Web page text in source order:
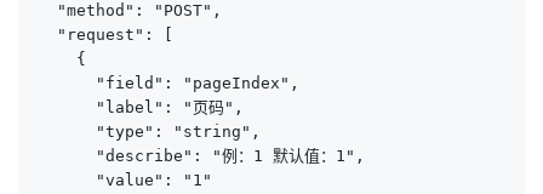
  "method": "POST",
  "request": [
    {
      "field": "pageIndex",
      "label": "页码",
      "type": "string",
      "describe": "例：1 默认值：1",
      "value": "1"